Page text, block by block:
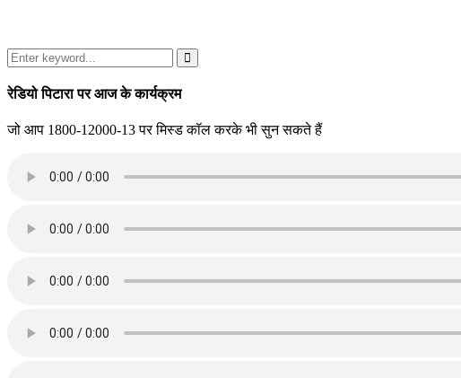
Search
for:
Search
रेडियो पिटारा पर आज के कार्यक्रम
जो आप 1800-12000-13 पर मिस्ड कॉल करके भी सुन सकते हैं